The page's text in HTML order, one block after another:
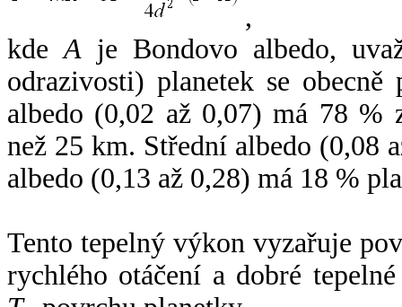
,
kdeA je Bondovo albedo,
odrazivosti) planetek se
albedo (0,02 až 0,07) má 78 %
než 25 km. Střední albedo (0,08
albedo (0,13 až 0,28) má 18 %
Tento tepelný výkon vyzařuje
rychlého otáčení a dobré